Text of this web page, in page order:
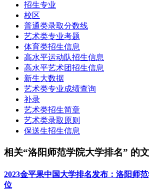
招生专业
校区
普通类录取分数线
艺术类专业考题
体育类招生信息
高水平运动队招生信息
高水平艺术团招生信息
新生大数据
艺术类专业成绩查询
补录
艺术类招生简章
艺术类录取原则
保送生招生信息
相关“洛阳师范学院大学排名” 的
2023金平果中国大学排名发布：洛阳师
位